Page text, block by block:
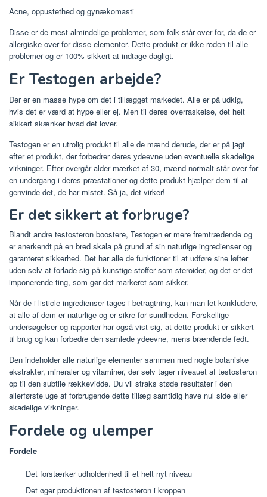
Acne, oppustethed og gynækomasti
Disse er de mest almindelige problemer, som folk står over for, da de er
allergiske over for disse elementer. Dette produkt er ikke roden til alle
problemer og er 100% sikkert at indtage dagligt.
Er Testogen arbejde?
Der er en masse hype om det i tillægget markedet. Alle er på udkig,
hvis det er værd at hype eller ej. Men til deres overraskelse, det helt
sikkert skænker hvad det lover.
Testogen er en utrolig produkt til alle de mænd derude, der er på jagt
efter et produkt, der forbedrer deres ydeevne uden eventuelle skadelige
virkninger. Efter overgår alder mærket af 30, mænd normalt står over for
en undergang i deres præstationer og dette produkt hjælper dem til at
genvinde det, de har mistet. Så ja, det virker!
Er det sikkert at forbruge?
Blandt andre testosteron boostere, Testogen er mere fremtrædende og
er anerkendt på en bred skala på grund af sin naturlige ingredienser og
garanteret sikkerhed. Det har alle de funktioner til at udføre sine løfter
uden selv at forlade sig på kunstige stoffer som steroider, og det er det
imponerende ting, som gør det markeret som sikker.
Når de i listicle ingredienser tages i betragtning, kan man let konkludere,
at alle af dem er naturlige og er sikre for sundheden. Forskellige
undersøgelser og rapporter har også vist sig, at dette produkt er sikkert
til brug og kan forbedre den samlede ydeevne, mens brændende fedt.
Den indeholder alle naturlige elementer sammen med nogle botaniske
ekstrakter, mineraler og vitaminer, der selv tager niveauet af testosteron
op til den subtile rækkevidde. Du vil straks støde resultater i den
allerførste uge af forbrugende dette tillæg samtidig have nul side eller
skadelige virkninger.
Fordele og ulemper
Fordele
Det forstærker udholdenhed til et helt nyt niveau
Det øger produktionen af ​​testosteron i kroppen